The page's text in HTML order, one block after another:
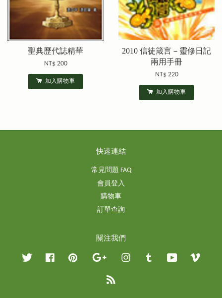
聖典歷代誌精華
NT$ 200
加入購物車
2010 信徒箴言－靈修日記
兩用手冊
NT$ 220
加入購物車
快速連結
常見問題 FAQ
會員登入
購物車
訂單查詢
關注我們
Twitter Facebook Pinterest Google InstagramTumblr YouTube